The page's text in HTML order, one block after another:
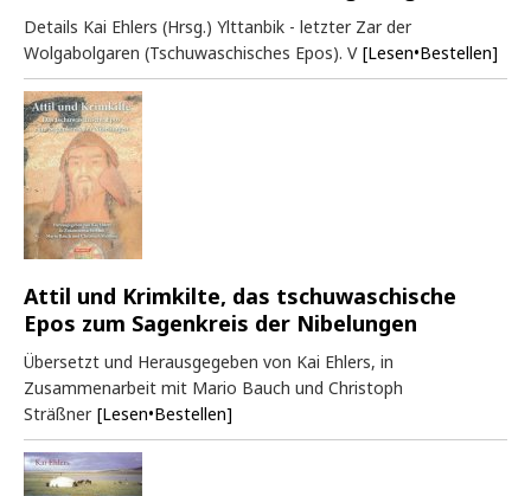
Details Kai Ehlers (Hrsg.) Ylttanbik - letzter Zar der
Wolgabolgaren (Tschuwaschisches Epos). V [Lesen•Bestellen]
Attil und Krimkilte, das tschuwaschische
Epos zum Sagenkreis der Nibelungen
Übersetzt und Herausgegeben von Kai Ehlers, in
Zusammenarbeit mit Mario Bauch und Christoph
Sträßner [Lesen•Bestellen]